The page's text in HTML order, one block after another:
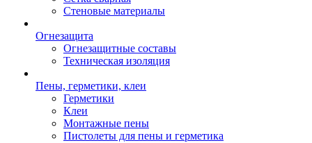
Стеновые материалы
Огнезащита
Огнезащитные составы
Техническая изоляция
Пены, герметики, клеи
Герметики
Клеи
Монтажные пены
Пистолеты для пены и герметика